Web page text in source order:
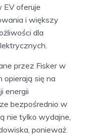
EV oferuje
i większy
dla
przez Fisker w
opierają się na
energii
bezpośrednio w
nie tylko wydajne,
ponieważ